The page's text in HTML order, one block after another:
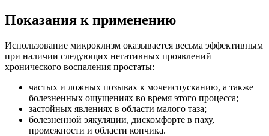
Показания к применению
Использование микроклизм оказывается весьма эффективным
при наличии следующих негативных проявлений
хронического воспаления простаты:
частых и ложных позывах к мочеиспусканию, а также
болезненных ощущениях во время этого процесса;
застойных явлениях в области малого таза;
болезненной эякуляции, дискомфорте в паху,
промежности и области копчика.